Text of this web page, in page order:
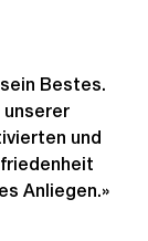
Bestes.
unserer
und
Anliegen.»